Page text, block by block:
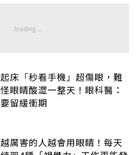
起床「秒看手機」超傷眼，難
怪眼睛酸澀一整天！眼科醫：
要留緩衝期
越厲害的人越會用眼睛！每天